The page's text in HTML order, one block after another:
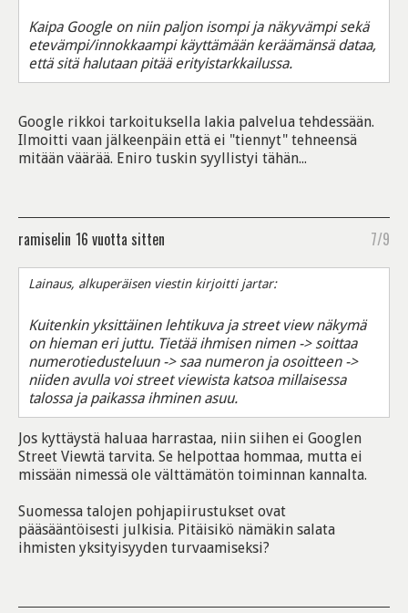
Kaipa Google on niin paljon isompi ja näkyvämpi sekä
etevämpi/innokkaampi käyttämään keräämänsä dataa,
että sitä halutaan pitää erityistarkkailussa.
Google rikkoi tarkoituksella lakia palvelua tehdessään.
Ilmoitti vaan jälkeenpäin että ei "tiennyt" tehneensä
mitään väärää. Eniro tuskin syyllistyi tähän...
ramiselin 16 vuotta sitten 7/9
Lainaus, alkuperäisen viestin kirjoitti jartar:
Kuitenkin yksittäinen lehtikuva ja street view näkymä
on hieman eri juttu. Tietää ihmisen nimen -> soittaa
numerotiedusteluun -> saa numeron ja osoitteen ->
niiden avulla voi street viewista katsoa millaisessa
talossa ja paikassa ihminen asuu.
Jos kyttäystä haluaa harrastaa, niin siihen ei Googlen
Street Viewtä tarvita. Se helpottaa hommaa, mutta ei
missään nimessä ole välttämätön toiminnan kannalta.
Suomessa talojen pohjapiirustukset ovat
pääsääntöisesti julkisia. Pitäisikö nämäkin salata
ihmisten yksityisyyden turvaamiseksi?